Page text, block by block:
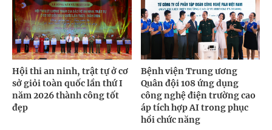
Hội thi an ninh, trật tự ở cơ
sở giỏi toàn quốc lần thứ I
năm 2026 thành công tốt
đẹp
Bệnh viện Trung ương
Quân đội 108 ứng dụng
công nghệ điện trường cao
áp tích hợp AI trong phục
hồi chức năng